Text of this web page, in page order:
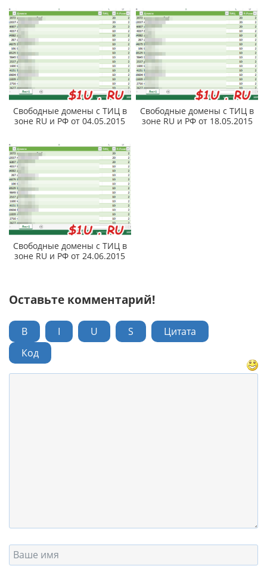
Свободные домены с ТИЦ в
зоне RU и РФ от 04.05.2015
Свободные домены с ТИЦ в
зоне RU и РФ от 18.05.2015
Свободные домены с ТИЦ в
зоне RU и РФ от 24.06.2015
Оставьте комментарий!
B I U S
Цитата
Код